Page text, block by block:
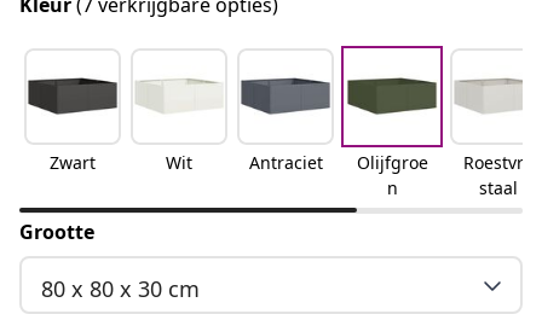
Zwart Wit Antraciet
Olijfgroe
n
Roestvrij
staal
Grootte
80 x 80 x 30 cm